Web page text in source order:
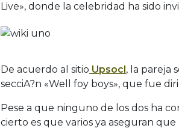
Live», donde la celebridad ha sido
De acuerdo al sitio Upsocl, la pareja
secciA?n «Well foy boys», que fue
Pese a que ninguno de los dos ha
cierto es que varios ya aseguran